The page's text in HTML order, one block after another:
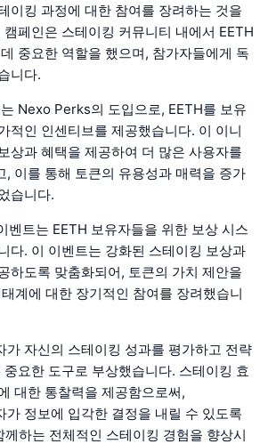
이킹 과정에 대한 참여를 장려하는 것을
페인은 스테이킹 커뮤니티 내에서 EETH
중요한 역할을 했으며, 참가자들에게 독
니다.
Nexo Perks의 도입으로, EETH를 보유
적인 인센티브를 제공했습니다. 이 이니
상과 혜택을 제공하여 더 많은 사용자를
, 이를 통해 토큰의 유용성과 매력을 증가
습니다.
트는 EETH 보유자들을 위한 보상 시스
다. 이 이벤트는 강화된 스테이킹 보상과
하도록 맞춤화되어, 토큰의 가치 제안을
계에 대한 장기적인 참여를 장려했습니
가 자신의 스테이킹 성과를 평가하고 전략
요한 도구로 부상했습니다. 스테이킹 효
대한 통찰력을 제공함으로써,
가 정보에 입각한 결정을 내릴 수 있도록
께하는 전체적인 스테이킹 경험을 향상시